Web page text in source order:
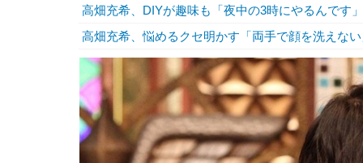
高畑充希、DIYが趣味も「夜中の3時にやるんです」
高畑充希、悩めるクセ明かす「両手で顔を洗えな